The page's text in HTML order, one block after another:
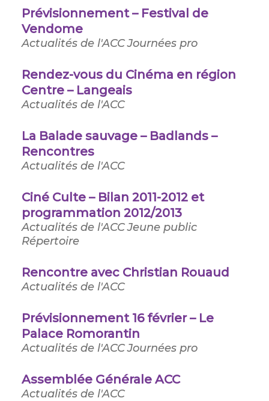
Prévisionnement – Festival de
Vendome
Actualités de l'ACCJournées pro
Rendez-vous du Cinéma en région
Centre – Langeais
Actualités de l'ACC
La Balade sauvage – Badlands –
Rencontres
Actualités de l'ACC
Ciné Culte – Bilan 2011-2012 et
programmation 2012/2013
Actualités de l'ACCJeune public
Répertoire
Rencontre avec Christian Rouaud
Actualités de l'ACC
Prévisionnement 16 février – Le
Palace Romorantin
Actualités de l'ACCJournées pro
Assemblée Générale ACC
Actualités de l'ACC